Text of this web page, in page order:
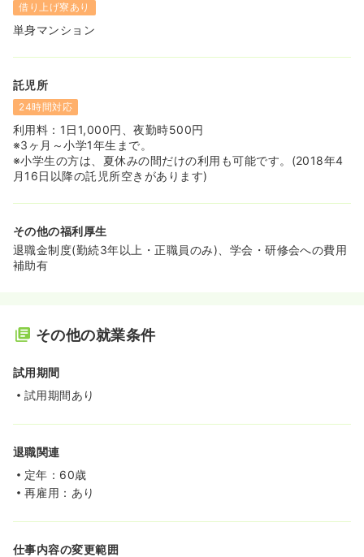
借り上げ寮あり
単身マンション
託児所
24時間対応
利用料：1日1,000円、夜勤時500円
※3ヶ月～小学1年生まで。
※小学生の方は、夏休みの間だけの利用も可能です。(2018年4
月16日以降の託児所空きがあります)
その他の福利厚生
退職金制度(勤続3年以上・正職員のみ)、学会・研修会への費用
補助有
その他の就業条件
試用期間
試用期間あり
退職関連
定年：60歳
再雇用：あり
仕事内容の変更範囲